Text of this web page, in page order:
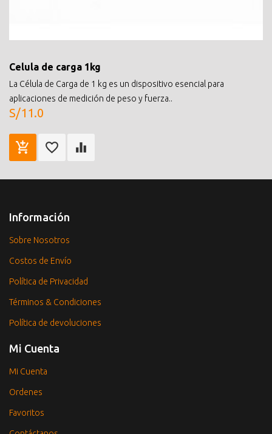
Celula de carga 1kg
La Célula de Carga de 1 kg es un dispositivo esencial para
aplicaciones de medición de peso y fuerza..
S/11.0
Información
Sobre Nosotros
Costos de Envío
Política de Privacidad
Términos & Condiciones
Política de devoluciones
Mi Cuenta
Mi Cuenta
Ordenes
Favoritos